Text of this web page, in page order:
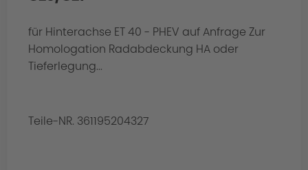
für Hinterachse ET 40 - PHEV auf Anfrage Zur
Homologation Radabdeckung HA oder
Tieferlegung...
Teile-NR. 361195204327